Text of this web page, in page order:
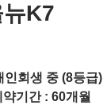
K7
인회생 중 (8등급)
기간 : 60개월